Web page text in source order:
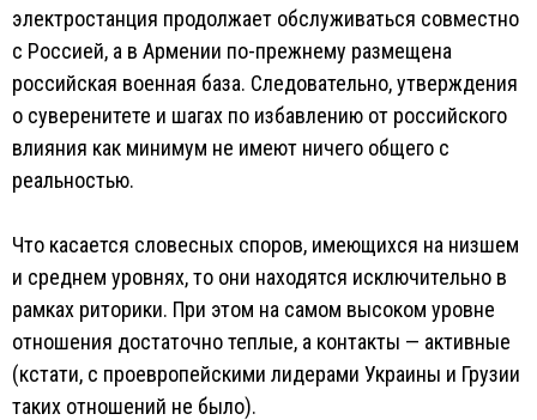
электростанция продолжает обслуживаться совместно
с Россией, а в Армении по-прежнему размещена
российская военная база. Следовательно, утверждения
о суверенитете и шагах по избавлению от российского
влияния как минимум не имеют ничего общего с
реальностью.
Что касается словесных споров, имеющихся на низшем
и среднем уровнях, то они находятся исключительно в
рамках риторики. При этом на самом высоком уровне
отношения достаточно теплые, а контакты — активные
(кстати, с проевропейскими лидерами Украины и Грузии
таких отношений не было).